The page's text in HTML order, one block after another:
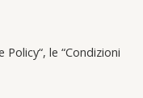
le “Condizioni